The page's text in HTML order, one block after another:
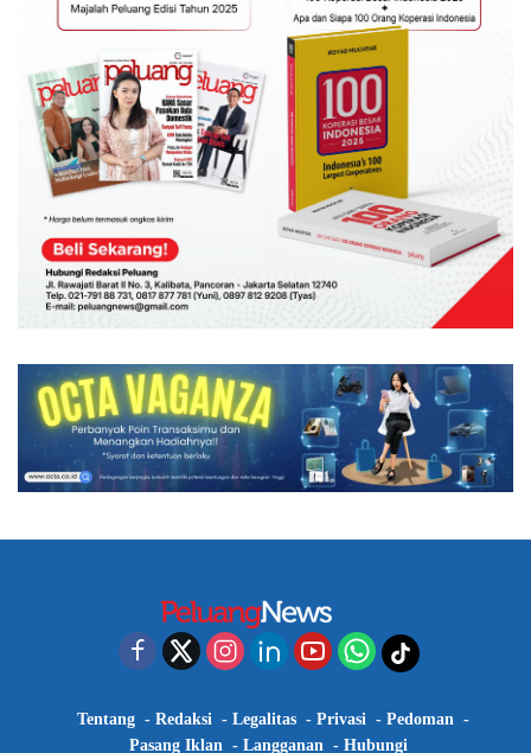
Tentang Redaksi Legalitas Privasi
Pedoman
Pasang Iklan
Langganan Hubungi